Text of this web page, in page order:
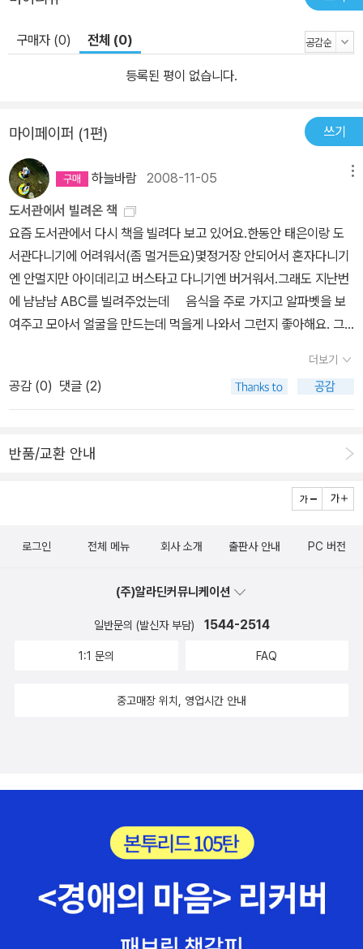
구매자 (0) 전체 (0)
등록된 평이 없습니다.
마이페이퍼 (1편) 쓰기
하늘바람 2008-11-05
도서관에서 빌려온 책
요즘 도서관에서 다시 책을 빌려다 보고 있어요.한동안 태은이랑 도
서관다니기에 어려워서(좀 멀거든요)몇정거장 안되어서 혼자다니기
엔 안멀지만 아이데리고 버스타고 다니기엔 버거워서.그래도 지난번
에 냠냠냠 ABC를 빌려주었는데 음식을 주로 가지고 알파벳을 보
여주고 모아서 얼굴을 만드는데 먹을게 나와서 그런지 좋아해요. 그
책 이렇게 빌려왔습니다.빨리 읽고 픈데 잘 안되네요 아
요즘은 정말 아랫목에 배깔고 책읽던 시절이 그립네요
더보기
공감 (0) 댓글 (2)
반품/교환 안내
로그인 전체 메뉴 회사 소개 출판사 안내 PC 버전
(주)알라딘커뮤니케이션
일반문의 (발신자 부담) 1544-2514
1:1 문의 FAQ
중고매장 위치, 영업시간 안내